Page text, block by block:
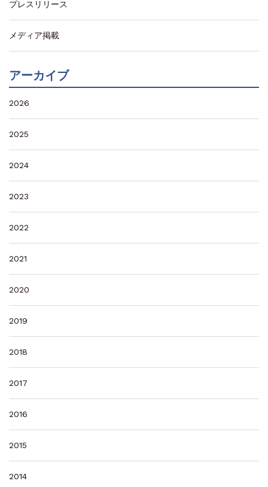
プレスリリース
メディア掲載
アーカイブ
2026
2025
2024
2023
2022
2021
2020
2019
2018
2017
2016
2015
2014